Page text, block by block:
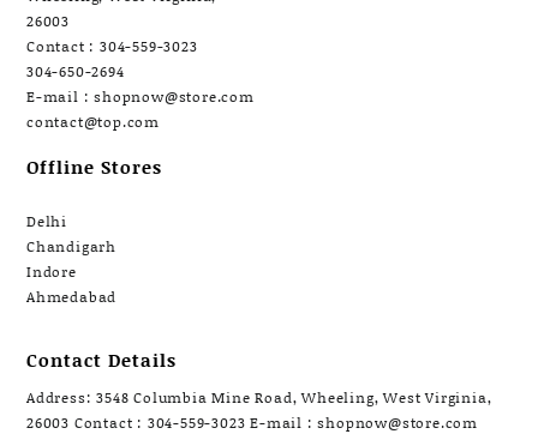
26003
Contact : 304-559-3023
304-650-2694
E-mail : shopnow@store.com
contact@top.com
Offline Stores
Delhi
Chandigarh
Indore
Ahmedabad
Contact Details
Address: 3548 Columbia Mine Road, Wheeling, West Virginia,
26003 Contact : 304-559-3023 E-mail : shopnow@store.com